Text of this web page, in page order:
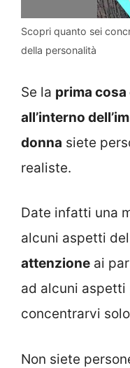
Scopri quanto sei
della personalità
Se la prima
all’interno
donna siete
realiste.
Date infatti una
alcuni aspetti
attenzione ai
ad alcuni
concentrarvi
Non siete